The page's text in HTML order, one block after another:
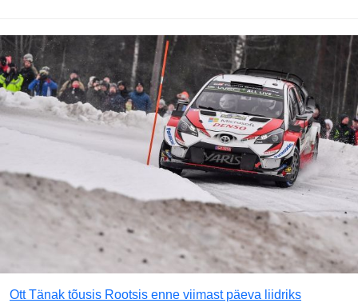
Ott Tänak tõusis Rootsis enne viimast päeva liidriks